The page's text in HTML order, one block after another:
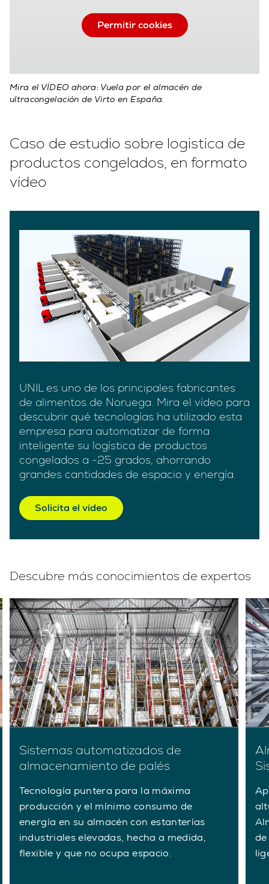
Permitir cookies
Mira el VÍDEO ahora: Vuela por el almacén de
ultracongelación de Virto en España.
Caso de estudio sobre logistica de
productos congelados, en formato
vídeo
UNIL es uno de los principales fabricantes
de alimentos de Noruega. Mira el vídeo para
descubrir qué tecnologías ha utilizado esta
empresa para automatizar de forma
inteligente su logística de productos
congelados a -25 grados, ahorrando
grandes cantidades de espacio y energía.
Solicita el vídeo
Descubre más conocimientos de expertos
Sistemas automatizados de
almacenamiento de palés
Tecnología puntera para la máxima
producción y el mínimo consumo de
energía en su almacén con estanterías
industriales elevadas, hecha a medida,
flexible y que no ocupa espacio.